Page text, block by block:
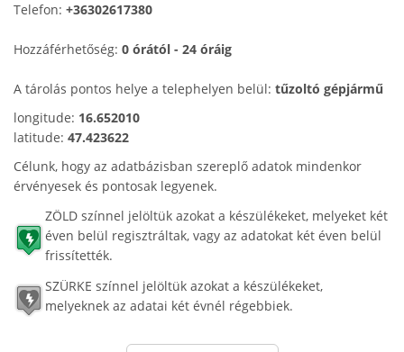
Telefon: +36302617380
Hozzáférhetőség: 0 órától - 24 óráig
A tárolás pontos helye a telephelyen belül: tűzoltó gépjármű
longitude: 16.652010
latitude: 47.423622
Célunk, hogy az adatbázisban szereplő adatok mindenkor
érvényesek és pontosak legyenek.
ZÖLD színnel jelöltük azokat a készülékeket, melyeket két
éven belül regisztráltak, vagy az adatokat két éven belül
frissítették.
SZÜRKE színnel jelöltük azokat a készülékeket,
melyeknek az adatai két évnél régebbiek.